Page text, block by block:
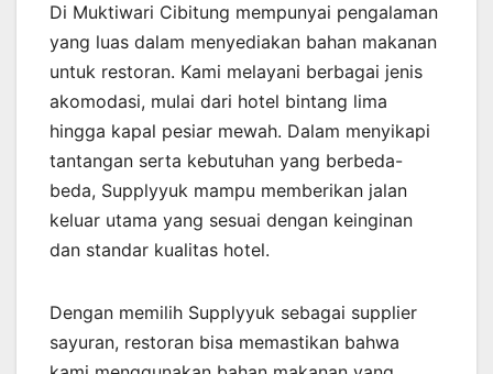
Di Muktiwari Cibitung mempunyai pengalaman
yang luas dalam menyediakan bahan makanan
untuk restoran. Kami melayani berbagai jenis
akomodasi, mulai dari hotel bintang lima
hingga kapal pesiar mewah. Dalam menyikapi
tantangan serta kebutuhan yang berbeda-
beda, Supplyyuk mampu memberikan jalan
keluar utama yang sesuai dengan keinginan
dan standar kualitas hotel.
Dengan memilih Supplyyuk sebagai supplier
sayuran, restoran bisa memastikan bahwa